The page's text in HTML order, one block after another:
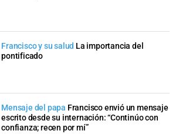
Francisco y su salud La importancia del
pontificado
Mensaje del papa Francisco envió un mensaje
escrito desde su internación: “Continúo con
confianza; recen por mí”